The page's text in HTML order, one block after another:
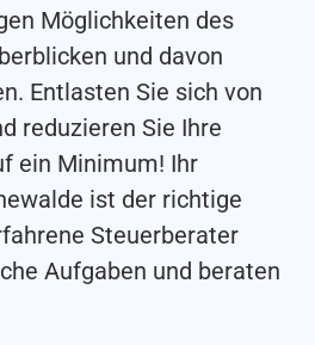
Möglichkeiten des
und davon
Entlasten Sie sich von
reduzieren Sie Ihre
ein Minimum! Ihr
ist der richtige
Steuerberater
Aufgaben und beraten